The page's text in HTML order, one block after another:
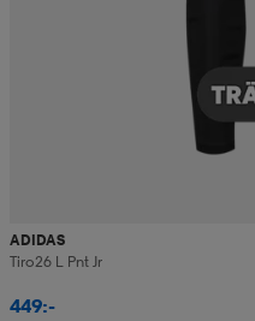
ADIDAS
Tiro26 L Pnt Jr
449:-